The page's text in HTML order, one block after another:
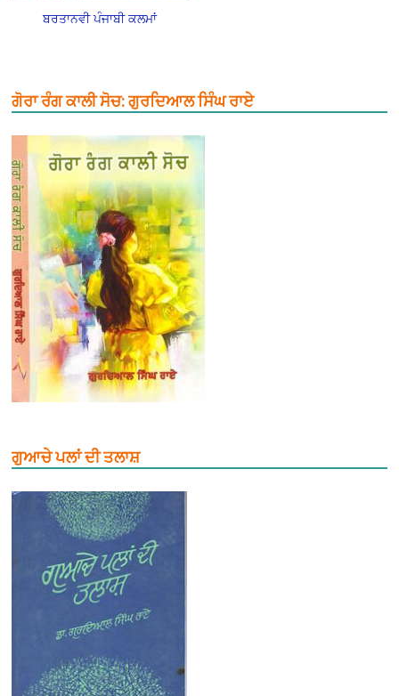
ਬਰਤਾਨਵੀ ਪੰਜਾਬੀ ਕਲਮਾਂ
ਗੋਰਾ ਰੰਗ ਕਾਲੀ ਸੋਚ: ਗੁਰਦਿਆਲ ਸਿੰਘ ਰਾਏ
ਗੁਆਚੇ ਪਲਾਂ ਦੀ ਤਲਾਸ਼